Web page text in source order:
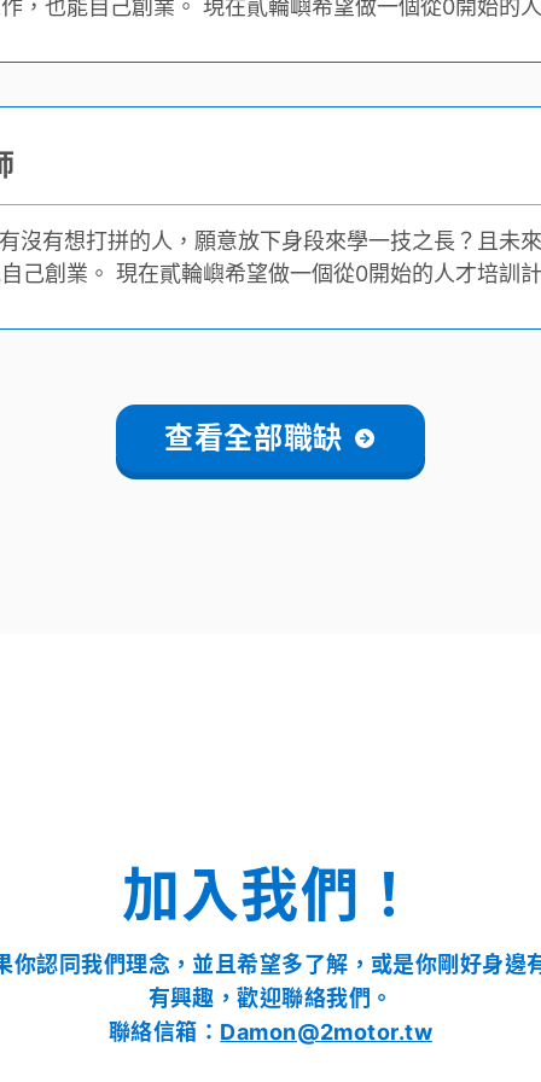
輪嶼希望做一個從0開始的人才
0開始的人才培訓計
查看全部職缺
加入我們！
你認同我們理念，並且希望多了解，或是你剛好身邊
有興趣，歡迎聯絡我們。
聯絡信箱： Damon@2motor.tw